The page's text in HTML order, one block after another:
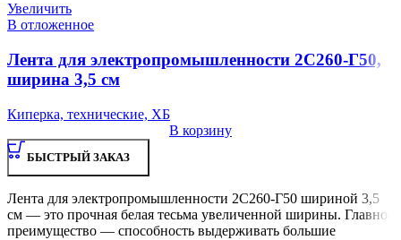
Увеличить
В отложенное
Лента для электропромышленности 2С260-Г50,
ширина 3,5 см
Киперка, технические, ХБ
В корзину
БЫСТРЫЙ ЗАКАЗ
Лента для электропромышленности 2С260-Г50 шириной 3,5
см — это прочная белая тесьма увеличенной ширины. Главное
преимущество — способность выдерживать большие